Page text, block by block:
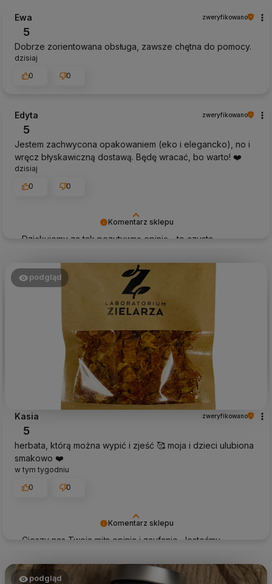
Ewa zweryfikowano
5
Dobrze zorientowana obsługa, zawsze chętna do pomocy.
dzisiaj
0
0
Komentarz sklepu
Dziękujemy za tak pozytywną opinię - to czysta
czas i wysiłek włożony w podzielenie się z nami Twoimi
doświadczeniami. Do zobaczenia!
Edyta zweryfikowano
5
Jestem zachwycona opakowaniem (eko i elegancko), no i
wręcz błyskawiczną dostawą. Będę wracać, bo warto! ❤️
dzisiaj
0
0
Komentarz sklepu
Cieszy nas Twoja miła opinia i zaufanie. Jesteśmy
pozdrowieniami, obsługa sklepu.
podgląd
Kasia zweryfikowano
5
herbata, którą można wypić i zjeść 🥰 moja i dzieci ulubiona
smakowo ❤️
w tym tygodniu
0
0
podgląd